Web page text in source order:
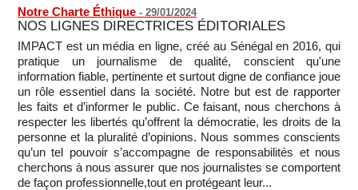
Notre Charte Éthique - 29/01/2024
NOS LIGNES DIRECTRICES ÉDITORIALES
IMPACT est un média en ligne, créé au Sénégal en 2016, qui
pratique un journalisme de qualité, conscient qu'une
information fiable, pertinente et surtout digne de confiance joue
un rôle essentiel dans la société. Notre but est de rapporter
les faits et d’informer le public. Ce faisant, nous cherchons à
respecter les libertés qu’offrent la démocratie, les droits de la
personne et la pluralité d’opinions. Nous sommes conscients
qu’un tel pouvoir s’accompagne de responsabilités et nous
cherchons à nous assurer que nos journalistes se comportent
de façon professionnelle,tout en protégeant leur...